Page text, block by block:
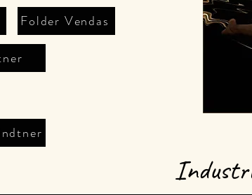
Folder Vendas